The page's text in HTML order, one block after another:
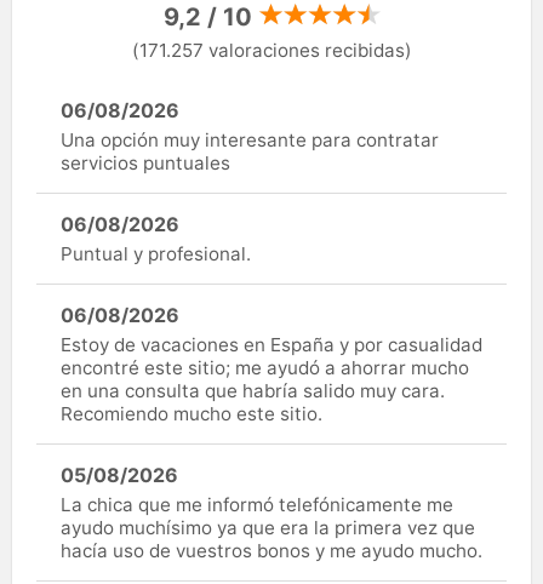
9,2 / 10
(171.257 valoraciones recibidas)
06/08/2026
Una opción muy interesante para contratar
servicios puntuales
06/08/2026
Puntual y profesional.
06/08/2026
Estoy de vacaciones en España y por casualidad
encontré este sitio; me ayudó a ahorrar mucho
en una consulta que habría salido muy cara.
Recomiendo mucho este sitio.
05/08/2026
La chica que me informó telefónicamente me
ayudo muchísimo ya que era la primera vez que
hacía uso de vuestros bonos y me ayudo mucho.